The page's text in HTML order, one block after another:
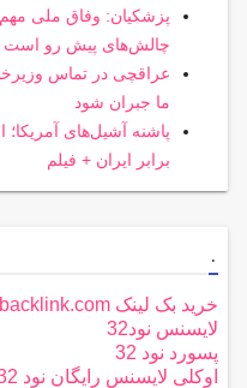
پزشکیان: وفاق ملی
چالش‌های پیش رو است
عراقچی در تماس
ما جبران شود
پاشنه آشیل‌های
برابر ایران + فیلم
.
خرید بک لینک behtarinbacklink.com
لایسنس نود32
پسورد نود 32
اوکلی لایسنس رایگان نود 32